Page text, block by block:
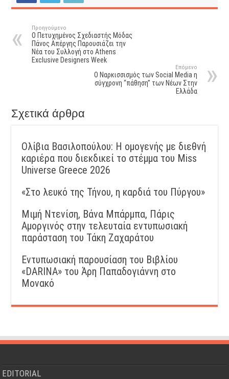
Προηγούμενο
Ο Πετυχημένος Σχεδιαστής Μόδας
Πάνος Απέργης Παρουσιάζει την
Νέα του Συλλογή στο Athens
Exclusive Designers Week
Επόμενο
Ο Ναρκισσισμός των Social Media η
σύγχρονη “πάθηση” των Νέων Στην
Ελλάδα
Σχετικά άρθρα
Ολίβια Βασιλοπούλου: Η ομογενής με διεθνή
καριέρα που διεκδικεί το στέμμα του Miss
Universe Greece 2026
«Στο λευκό της Τήνου, η καρδιά του Πύργου»
Μιμή Ντενίση, Βάνα Μπάρμπα, Πάρις
Αμοργινός στην τελευταία εντυπωσιακή
παράσταση του Τάκη Ζαχαράτου
Εντυπωσιακή παρουσίαση του Βιβλίου
«DARINA» του Άρη Παπαδογιάννη στο
Μονακό
EDITORIAL